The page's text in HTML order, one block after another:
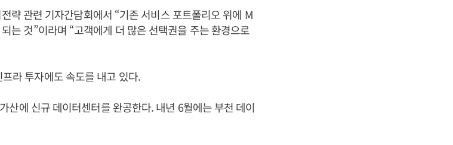
략 관련 기자간담회에서 “기존 서비스 포트폴리오 위에 M
는 것”이라며 “고객에게 더 많은 선택권을 주는 환경으로
라 투자에도 속도를 내고 있다.
산에 신규 데이터센터를 완공한다. 내년 6월에는 부천 데이